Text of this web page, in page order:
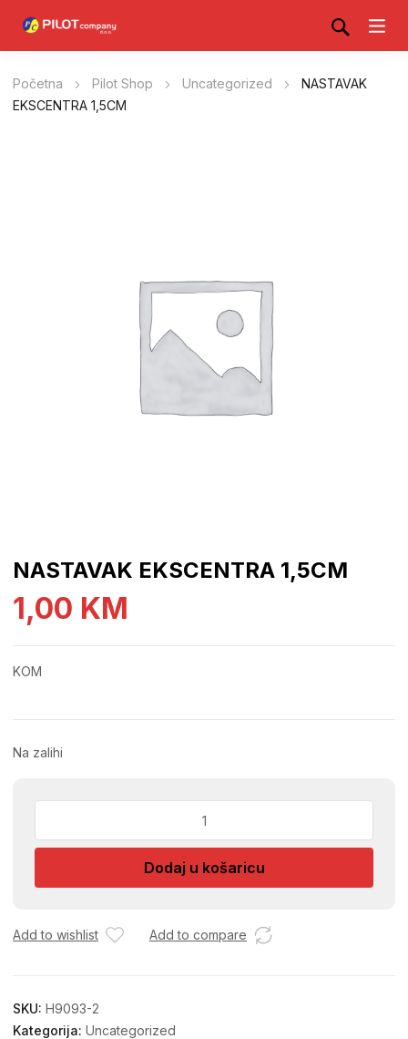
Početna Pilot Shop Uncategorized
NASTAVAK
EKSCENTRA 1,5CM
NASTAVAK EKSCENTRA 1,5CM
1,00 KM
KOM
Na zalihi
1,5CM
Dodaj u košaricu
Add to wishlist Add to compare
SKU: H9093-2
Kategorija: Uncategorized